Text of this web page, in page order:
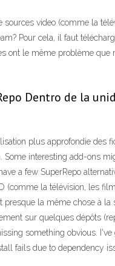
video (comme la
Pour cela, il faut
ont le même problème que
Dentro de la
plus approfondie des
Some interesting add-ons
a few SuperRepo
(comme la télévision, les
presque la même chose à
sur quelques dépôts
something obvious.
fails due to dependency